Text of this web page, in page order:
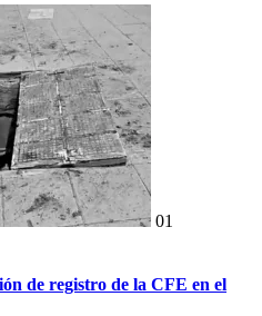
01
de registro de la CFE en el